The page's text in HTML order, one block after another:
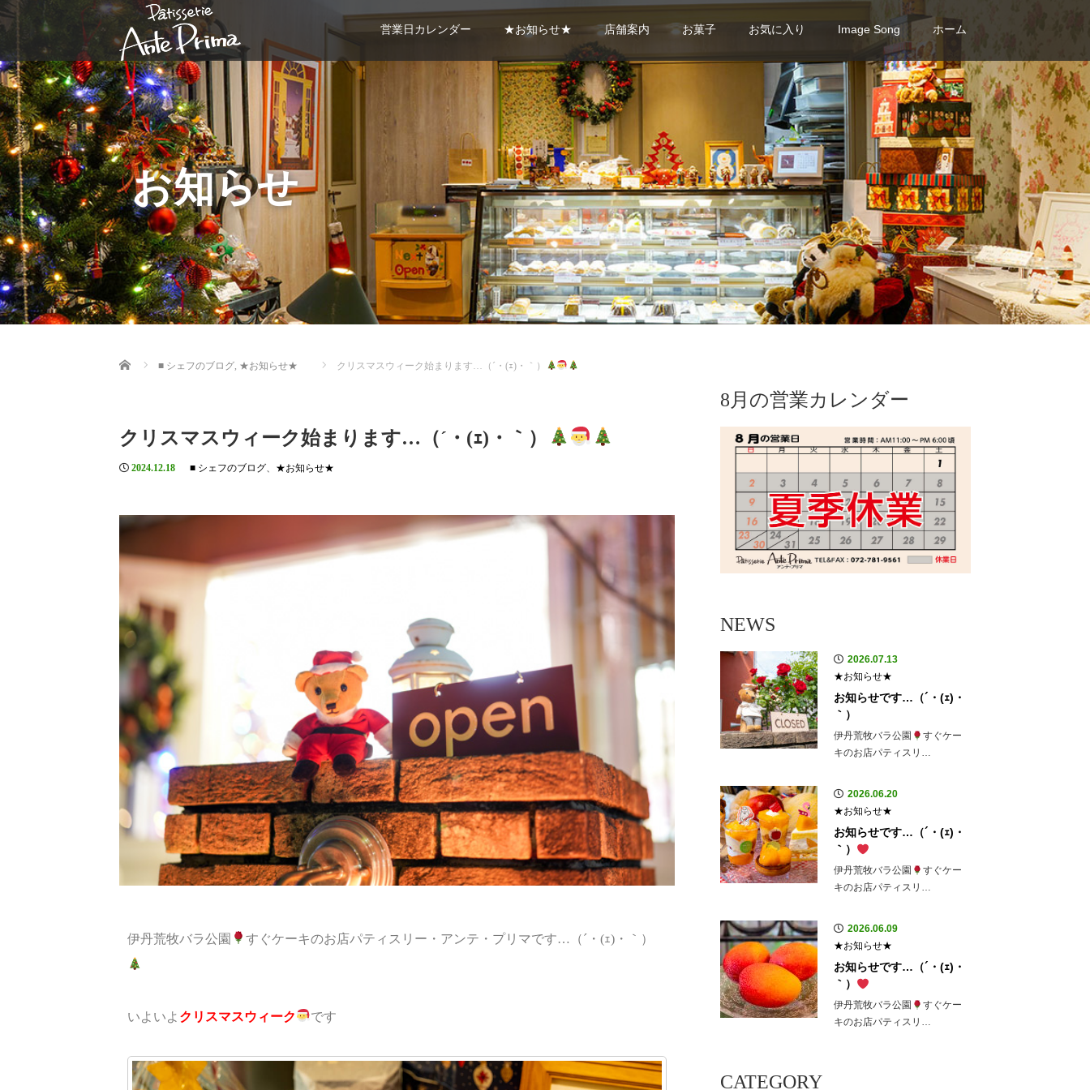
営業日カレンダー ★お知らせ★ 店舗案内 お菓子 お気に入り Image Song ホーム
お知らせ
Home ■ シェフのブログ, ★お知らせ★ クリスマスウィーク始まります…（´・(ｪ)・｀）
クリスマスウィーク始まります…（´・(ｪ)・｀）
2024.12.18 ■ シェフのブログ、 ★お知らせ★
伊丹荒牧バラ公園 すぐケーキのお店パティスリー・アンテ・プリマです…（´・(ｪ)・｀）
いよいよ ク リスマスウィーク です
8月の営業カレンダー
NEWS
2026.07.13
★お知らせ★
お知らせです…（´・(ｪ)・
｀）
伊丹荒牧バラ公園
すぐケー
キのお店パティスリ…
2026.06.20
★お知らせ★
お知らせです…（´・(ｪ)・
｀）
伊丹荒牧バラ公園
すぐケー
キのお店パティスリ…
2026.06.09
★お知らせ★
お知らせです…（´・(ｪ)・
｀）
伊丹荒牧バラ公園
すぐケー
キのお店パティスリ…
CATEGORY